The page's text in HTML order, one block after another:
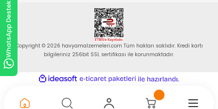
Copyright © 2026 havyamalzemeleri.com Tüm hakları saklıdır. Kredi kartı
bilgileriniz 256bit SSL sertifikası ile korunmaktadır.
WhatsApp Destek
ideasoft
e-
paketleri